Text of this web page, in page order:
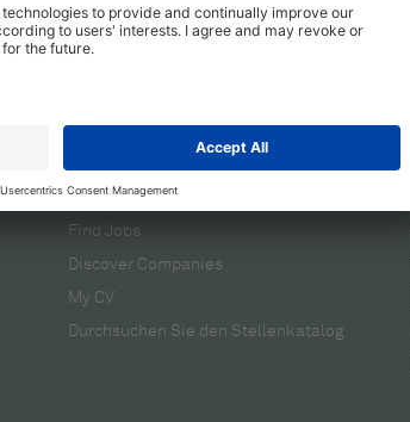
For applicants
Find Jobs
Discover Companies
My CV
Durchsuchen Sie den Stellenkatalog